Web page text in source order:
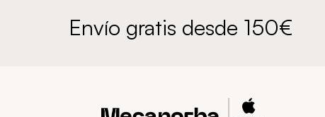
Envío gratis desde 150€